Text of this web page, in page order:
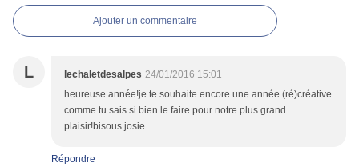
Ajouter un commentaire
L lechaletdesalpes 24/01/2016 15:01
heureuse année!je te souhaite encore une année (ré)créative
comme tu sais si bien le faire pour notre plus grand
plaisir!bisous josie
Répondre